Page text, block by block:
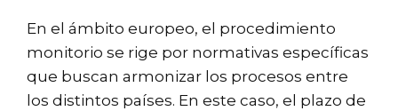
En el ámbito europeo, el procedimiento
monitorio se rige por normativas específicas
que buscan armonizar los procesos entre
los distintos países. En este caso, el plazo de